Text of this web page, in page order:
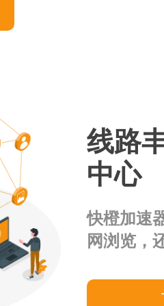
线路
中心
快橙加速
网浏览，